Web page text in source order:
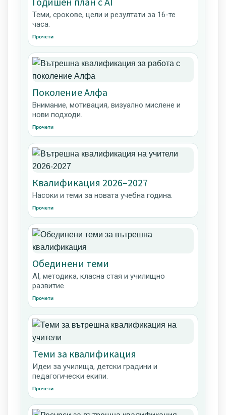
Теми, срокове, цели и резултати за 16-те
часа.
Прочети
Поколение Алфа
Внимание, мотивация, визуално мислене и
нови подходи.
Прочети
Квалификация 2026–2027
Насоки и теми за новата учебна година.
Прочети
Обединени теми
AI, методика, класна стая и училищно
развитие.
Прочети
Теми за квалификация
Идеи за училища, детски градини и
педагогически екипи.
Прочети